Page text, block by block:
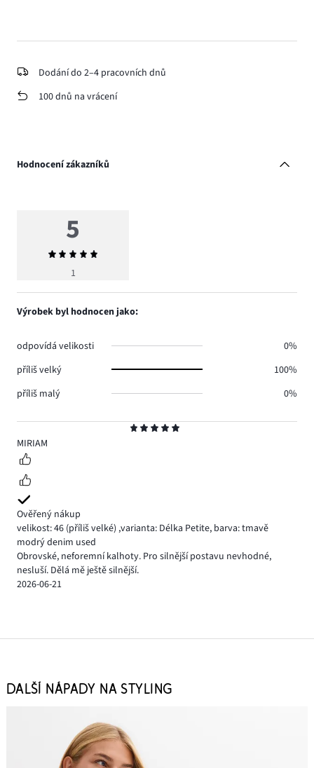
Dodání do 2–4 pracovních dnů
100 dnů na vrácení
Hodnocení zákazníků
5
MIRIAM
Ověřený nákup
velikost: 46 (příliš velké) ,varianta: Délka Petite, barva: tmavě
modrý denim used
Obrovské, neforemní kalhoty. Pro silnější postavu nevhodné,
nesluší. Dělá mě ještě silnější.
2026-06-21
5
Průměrné
hodnocení
1
Výrobek byl hodnocen jako:
odpovídá velikosti
0%
příliš velký
100%
příliš malý
0%
DALŠÍ NÁPADY NA STYLING